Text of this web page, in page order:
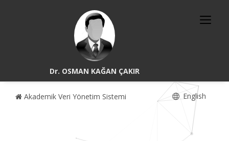
Dr. OSMAN KAĞAN ÇAKIR
Akademik Veri Yönetim Sistemi English